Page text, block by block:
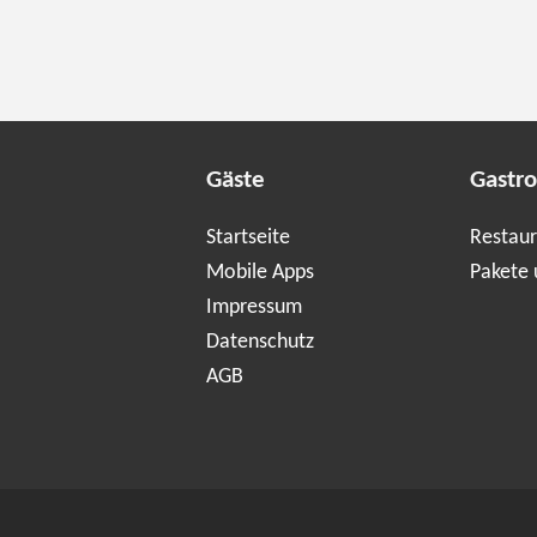
Gäste
Startseite
Mobile Apps
Impressum
Datenschutz
AGB
Pakete